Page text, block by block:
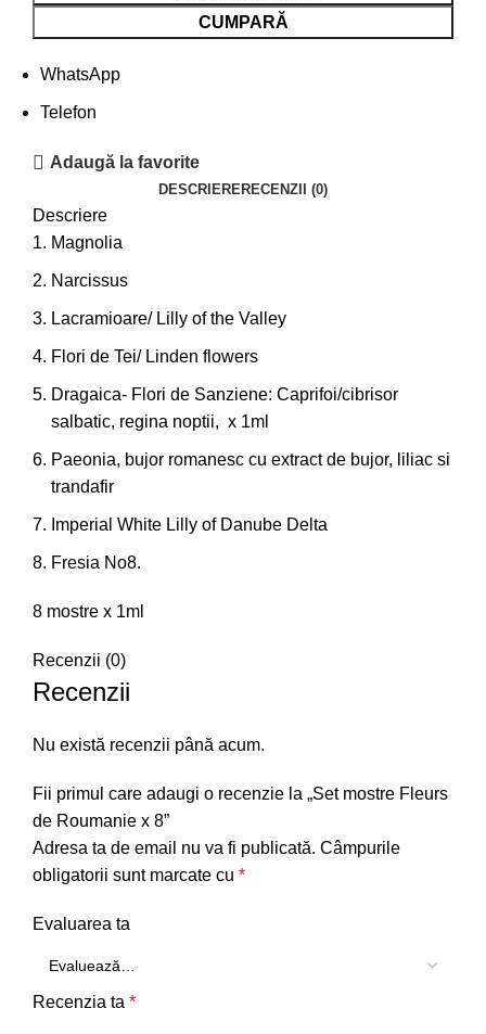
CUMPARĂ
WhatsApp
Telefon
Adaugă la favorite
DESCRIERERECENZII (0)
Descriere
Magnolia
Narcissus
Lacramioare/ Lilly of the Valley
Flori de Tei/ Linden flowers
Dragaica- Flori de Sanziene: Caprifoi/cibrisor
salbatic, regina noptii, x 1ml
Paeonia, bujor romanesc cu extract de bujor, liliac si
trandafir
Imperial White Lilly of Danube Delta
Fresia No8.
8 mostre x 1ml
Recenzii (0)
Recenzii
Nu există recenzii până acum.
Fii primul care adaugi o recenzie la „Set mostre Fleurs
de Roumanie x 8”
Adresa ta de email nu va fi publicată. Câmpurile
obligatorii sunt marcate cu *
Evaluarea ta
Recenzia ta *